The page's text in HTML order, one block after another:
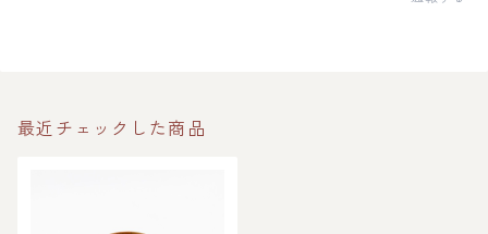
最近チェックした商品